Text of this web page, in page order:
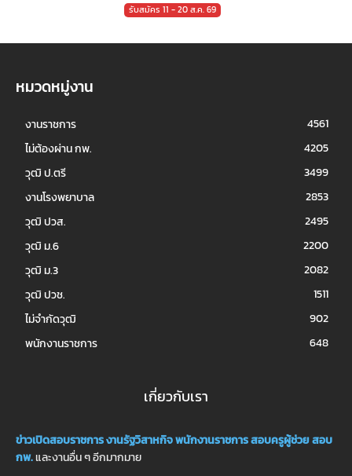
รับสมัคร 11 - 20 ส.ค. 69
หมวดหมู่งาน
งานราชการ
4561
ไม่ต้องผ่าน กพ.
4205
วุฒิ ป.ตรี
3499
งานโรงพยาบาล
2853
วุฒิ ปวส.
2495
วุฒิ ม.6
2200
วุฒิ ม.3
2082
วุฒิ ปวช.
1511
ไม่จำกัดวุฒิ
902
พนักงานราชการ
648
เกี่ยวกับเรา
ข่าวเปิดสอบราชการงานรัฐวิสาหกิจพนักงานราชการสอบครูผู้ช่วยสอบ
กพ.และงานอื่น ๆ อีกมากมาย